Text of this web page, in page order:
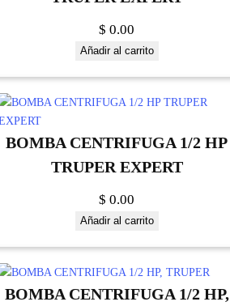
$ 0.00
Añadir al carrito
BOMBA CENTRIFUGA 1/2 HP
TRUPER EXPERT
$ 0.00
Añadir al carrito
BOMBA CENTRIFUGA 1/2 HP,